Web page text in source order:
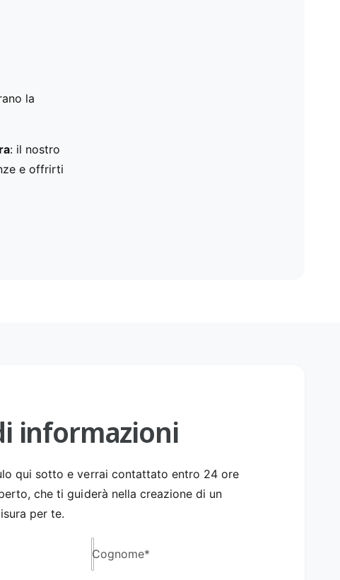
la
: il nostro
e offrirti
informazioni
qui sotto e verrai contattato entro 24 ore
che ti guiderà nella creazione di un
per te.
Cognome*